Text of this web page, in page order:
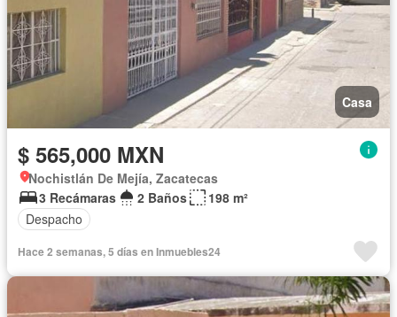
Casa
$ 565,000 MXN
Nochistlán De Mejía, Zacatecas
3 Recámaras
2 Baños
198 m²
Despacho
Hace 2 semanas, 5 días en Inmuebles24